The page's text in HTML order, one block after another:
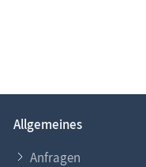
Allgemeines
Anfragen